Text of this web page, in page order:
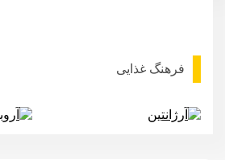
فرهنگ غذایی